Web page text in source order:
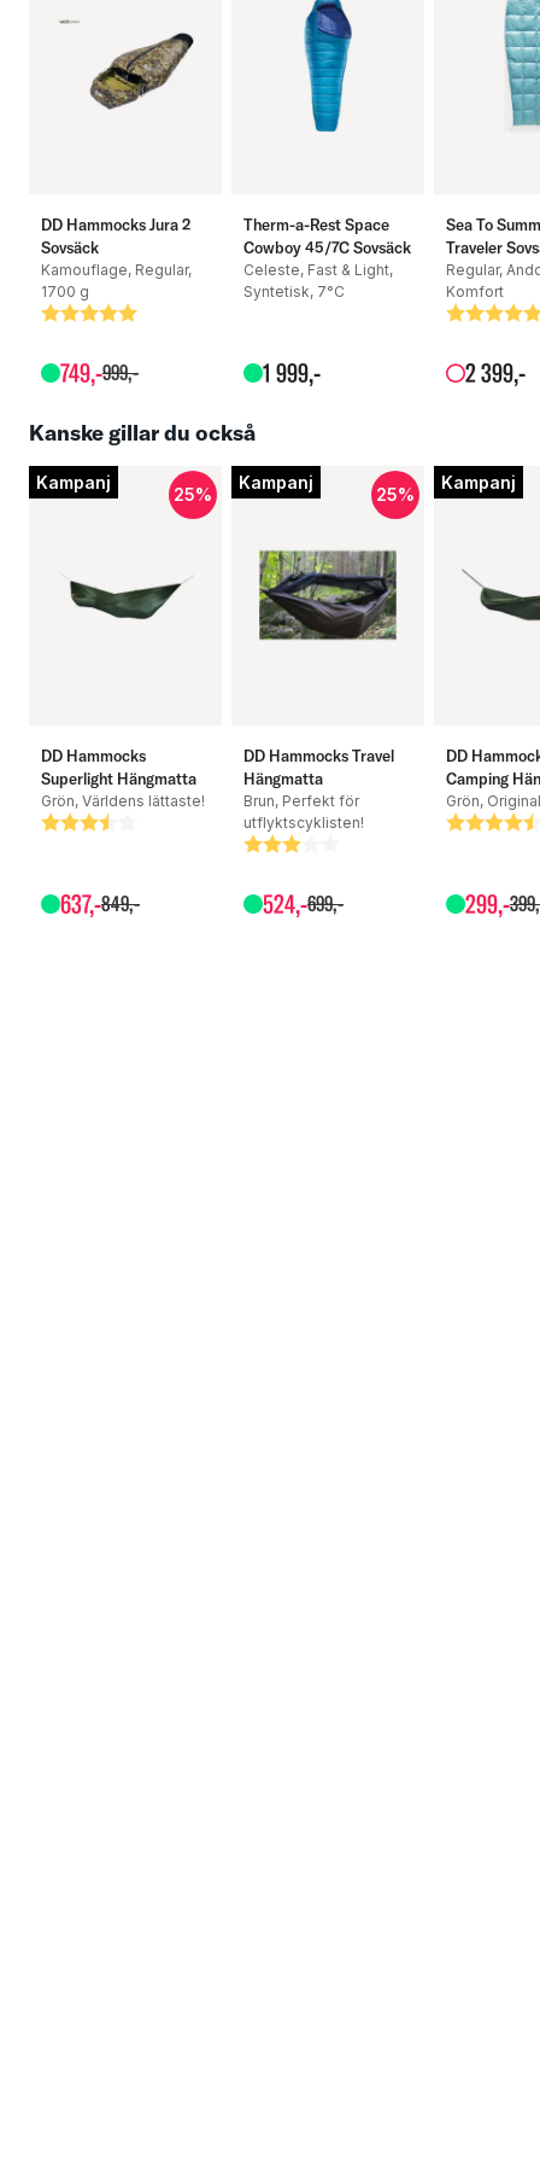
Mått - förpackat: 29 x 23 x 23 cm
Vikt: 2100 gram
DD Hammocks Jura 2
Sovsäck
Kamouflage, Regular,
1700 g
Betyg:
5.0 utav 5 stjärnor
749,-999,-
Therm-a-Rest Space
Cowboy 45/7C Sovsäck
Celeste, Fast & Light,
Syntetisk, 7°C
1 999,-
Sea To
Traveler
Regular,
Komfort
Betyg:
5.0 utav
2399,-
Kanske gillar du också
Kampanj
25%
DD Hammocks
Superlight Hängmatta
Grön, Världens lättaste!
Betyg:
3.7 utav 5 stjärnor
637,-849,-
Kampanj
25%
DD Hammocks Travel
Hängmatta
Brun, Perfekt för
utflyktscyklisten!
Betyg:
3.0 utav 5 stjärnor
524,-699,-
Kampanj
DD
Camping
Grön,
Betyg:
4.5 utav
299,-399